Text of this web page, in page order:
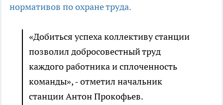
нормативов по охране труда.
«Добиться успеха коллективу станции
позволил добросовестный труд
каждого работника и сплоченность
команды», - отметил начальник
станции Антон Прокофьев.